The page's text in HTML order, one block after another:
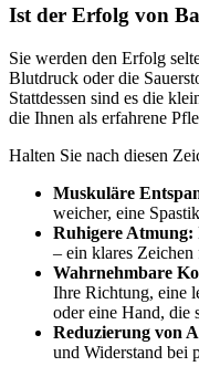
Ist der Erfolg von
Sie werden den Erfolg
Blutdruck oder die
Stattdessen sind es die
die Ihnen als erfahrene
Halten Sie nach diesen
Muskuläre
weicher, eine
Ruhigere Atmung:
– ein klares
Wahrnehmbare
Ihre Richtung, eine
oder eine Hand, die
Reduzierung von
und Widerstand bei